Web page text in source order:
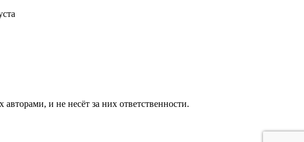
и не несёт за них ответственности.